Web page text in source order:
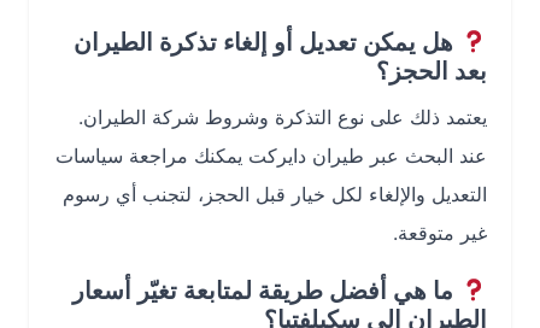
هل يمكن تعديل أو إلغاء تذكرة الطيران
بعد الحجز؟
يعتمد ذلك على نوع التذكرة وشروط شركة الطيران.
عند البحث عبر طيران دايركت يمكنك مراجعة سياسات
التعديل والإلغاء لكل خيار قبل الحجز، لتجنب أي رسوم
غير متوقعة.
ما هي أفضل طريقة لمتابعة تغيّر أسعار
الطيران إلى سكيلفتيا؟